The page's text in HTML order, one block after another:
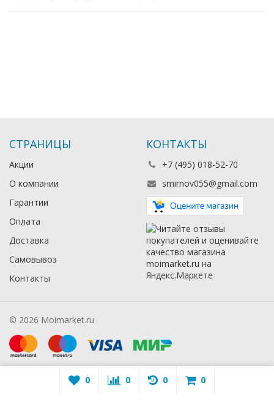
СТРАНИЦЫ
Акции
О компании
Гарантии
Оплата
Доставка
Самовывоз
Контакты
КОНТАКТЫ
+7 (495) 018-52-70
smirnov055@gmail.com
© 2026 Moimarket.ru
0 0 0 0